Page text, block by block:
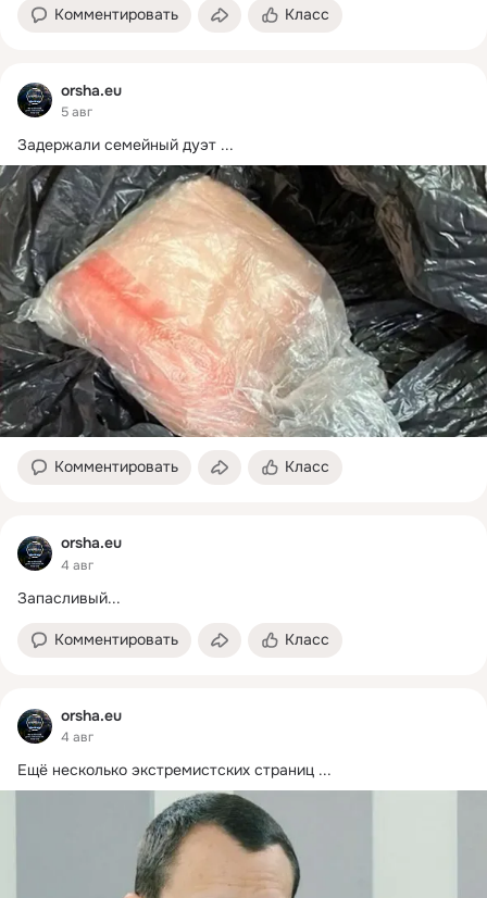
Комментировать Класс
orsha.eu
5 авг
Задержали семейный дуэт ...
Комментировать Класс
orsha.eu
4 авг
Запасливый...
Комментировать Класс
orsha.eu
4 авг
Ещё несколько экстремистских страниц ...